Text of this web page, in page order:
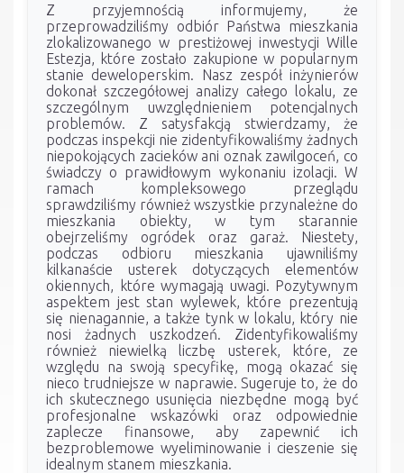
Z przyjemnością informujemy, że
przeprowadziliśmy odbiór Państwa mieszkania
zlokalizowanego w prestiżowej inwestycji Wille
Estezja, które zostało zakupione w popularnym
stanie deweloperskim. Nasz zespół inżynierów
dokonał szczegółowej analizy całego lokalu, ze
szczególnym uwzględnieniem potencjalnych
problemów. Z satysfakcją stwierdzamy, że
podczas inspekcji nie zidentyfikowaliśmy żadnych
niepokojących zacieków ani oznak zawilgoceń, co
świadczy o prawidłowym wykonaniu izolacji. W
ramach kompleksowego przeglądu
sprawdziliśmy również wszystkie przynależne do
mieszkania obiekty, w tym starannie
obejrzeliśmy ogródek oraz garaż. Niestety,
podczas odbioru mieszkania ujawniliśmy
kilkanaście usterek dotyczących elementów
okiennych, które wymagają uwagi. Pozytywnym
aspektem jest stan wylewek, które prezentują
się nienagannie, a także tynk w lokalu, który nie
nosi żadnych uszkodzeń. Zidentyfikowaliśmy
również niewielką liczbę usterek, które, ze
względu na swoją specyfikę, mogą okazać się
nieco trudniejsze w naprawie. Sugeruje to, że do
ich skutecznego usunięcia niezbędne mogą być
profesjonalne wskazówki oraz odpowiednie
zaplecze finansowe, aby zapewnić ich
bezproblemowe wyeliminowanie i cieszenie się
idealnym stanem mieszkania.